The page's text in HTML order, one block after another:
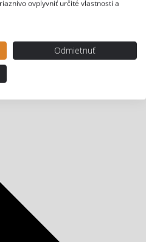
ovplyvniť určité vlastnosti a
Odmietnuť